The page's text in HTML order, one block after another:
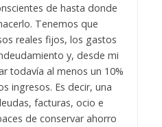
de hasta donde
Tenemos que
reales fijos, los gastos
y, desde mi
todavía al menos un 10%
ingresos. Es decir, una
facturas, ocio e
de conservar ahorro